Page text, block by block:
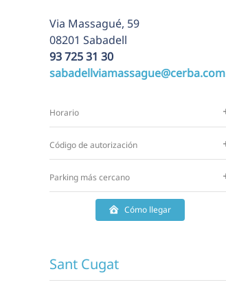
Via Massagué, 59
08201 Sabadell
93 725 31 30
sabadellviamassague@cerba.com
Horario
Código de autorización
Parking más cercano
Cómo llegar
Sant Cugat